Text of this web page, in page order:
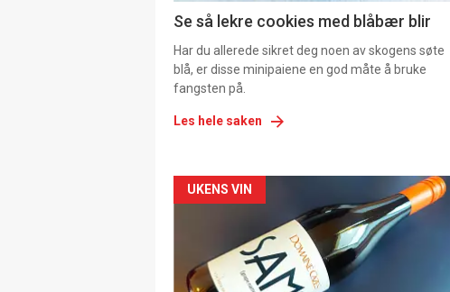
Se så lekre cookies med blåbær blir
Har du allerede sikret deg noen av skogens søte
blå, er disse minipaiene en god måte å bruke
fangsten på.
Les hele saken
Forsiden
akkurat
nå
UKENS VIN